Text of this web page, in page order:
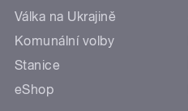
Válka na Ukrajině
Komunální volby
Stanice
eShop